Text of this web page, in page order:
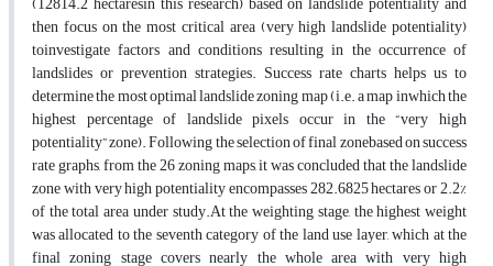
then focus on the most critical area (very high landslide potentiality)
toinvestigate factors and conditions resulting in the occurrence of
landslides or prevention strategies. Success rate charts helps us to
determine the most optimal landslide zoning map (i.e. a map inwhich the
highest percentage of landslide pixels occur in the “very high
potentiality” zone). Following the selection of final zonebased on success
rate graphs, from the 26 zoning maps, it was concluded that the ​​landslide
zone with very high potentiality encompasses 282.6825 hectares or 2.2%
of the total area under study.At the weighting stage, the highest weight
was allocated to the seventh category of the land use layer, which at the
final zoning stage covers nearly the whole area with very high